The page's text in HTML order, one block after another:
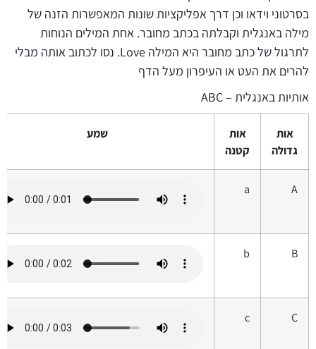
בסרטוני וידאו וכן דרך אפליקציות שונות המאפשרות הזנה של
מילה באנגלית וקבלתה בכתב מחובר. אחת המילים הנוחות
לתרגול של כתב מחובר היא המילה Love. נסו לכתוב אותה מבלי
להרים את העט או העיפרון מעל הדף
אותיות באנגלית – ABC
אות
גדולה
אות
קטנה
שמע
A
a
B
b
C
c